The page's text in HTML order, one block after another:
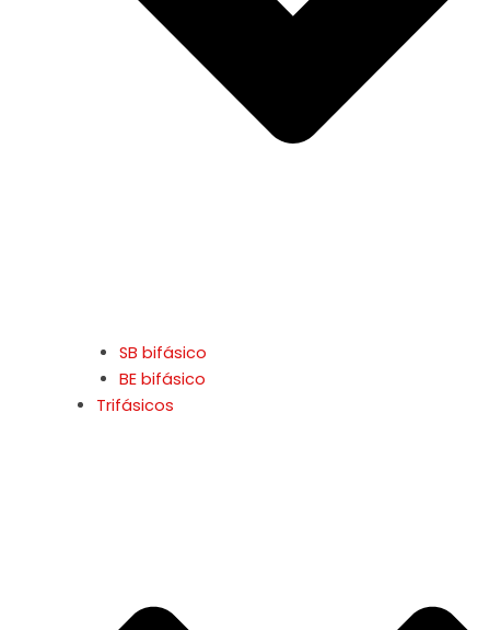
SB bifásico
BE bifásico
Trifásicos